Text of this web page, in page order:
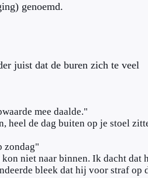
genoemd.
juist dat de buren zich te veel
mee daalde."
heel de dag buiten op je stoel
zondag"
niet naar binnen. Ik dacht dat
bleek dat hij voor straf op